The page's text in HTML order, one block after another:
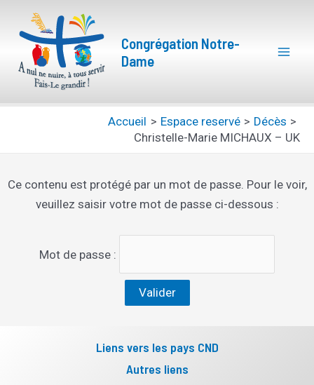
contenu
Congrégation Notre-
Dame
Accueil Espace reservé
Décès
Christelle-Marie MICHAUX – UK
Ce contenu est protégé par un mot de passe. Pour le voir,
veuillez saisir votre mot de passe ci-dessous :
Mot de passe :
Liens vers les pays CND
Autres liens